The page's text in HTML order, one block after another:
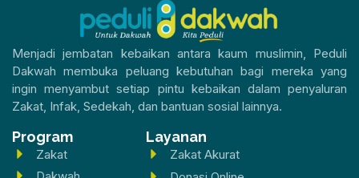
Menjadi jembatan kebaikan antara kaum muslimin, Peduli
Dakwah membuka peluang kebutuhan bagi mereka yang
ingin menyambut setiap pintu kebaikan dalam penyaluran
Zakat, Infak, Sedekah, dan bantuan sosial lainnya.
Program
Zakat
Layanan
Zakat Akurat